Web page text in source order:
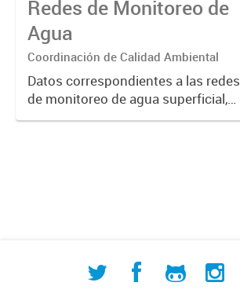
Redes de Monitoreo de
Agua
Coordinación de Calidad Ambiental
Datos correspondientes a las redes
de monitoreo de agua superficial,
subterránea y humedales (cuerpos